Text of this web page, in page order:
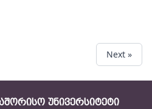
Next »
ᲣᲜᲘᲕᲔᲠᲡᲘᲢᲔᲢᲘ